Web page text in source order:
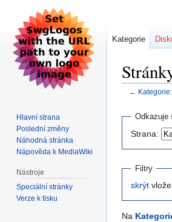
←
Skočit
navigaci
Skočit
vyhledávání
Odkazuje
Strana:
Filtry
skrýt
Na
Kategorie
Hlavní strana
Poslední změny
Náhodná stránka
Nápověda k MediaWiki
Nástroje
Speciální stránky
Verze k tisku